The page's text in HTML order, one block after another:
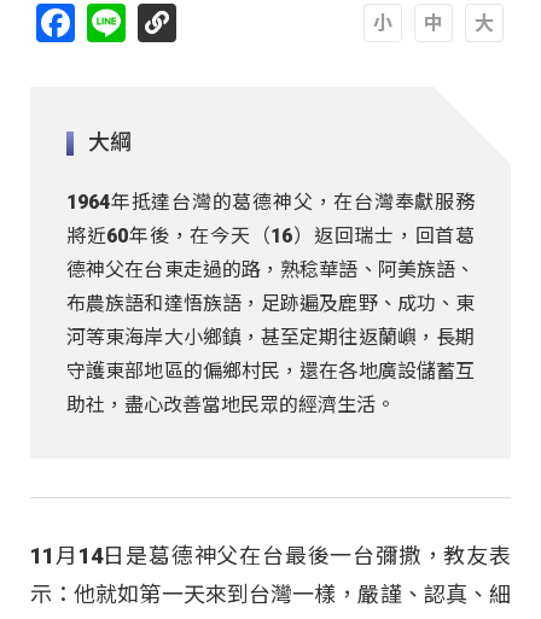
Facebook
Line
大綱
1964年抵達台灣的葛德神父，在台灣奉獻服務
將近60年後，在今天（16）返回瑞士，回首葛
德神父在台東走過的路，熟稔華語、阿美族語、
布農族語和達悟族語，足跡遍及鹿野、成功、東
河等東海岸大小鄉鎮，甚至定期往返蘭嶼，長期
守護東部地區的偏鄉村民，還在各地廣設儲蓄互
助社，盡心改善當地民眾的經濟生活。
11月14日是葛德神父在台最後一台彌撒，教友表
示：他就如第一天來到台灣一樣，嚴謹、認真、細